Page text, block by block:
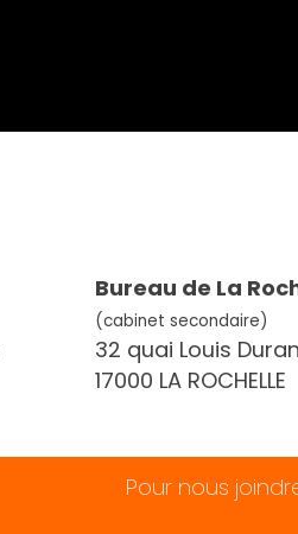
Bureau de La
(cabinet secondaire)
32 quai Louis
17000 LA ROCHELLE
Pour nous